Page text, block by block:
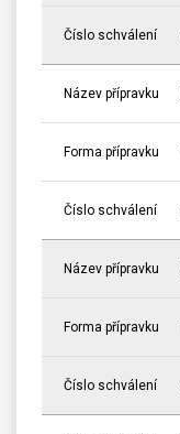
Číslo schválení
Název přípravku
Forma přípravku
Číslo schválení
Název přípravku
Forma přípravku
Číslo schválení